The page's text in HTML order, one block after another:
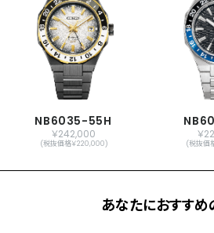
秒針停止機能
振動数：
石数：24石
時差設定機能
メーカー保証
国際保証3年
NB6035-55H
￥242,000
(税抜価格￥220,000)
￥
(税抜価
あなたにおすす